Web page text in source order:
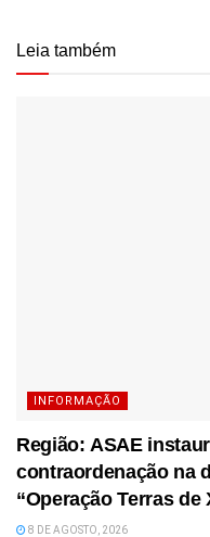
Leia também
INFORMAÇÃO
Região: ASAE
contraordenação na
“Operação Terras de
8 DE AGOSTO, 2026